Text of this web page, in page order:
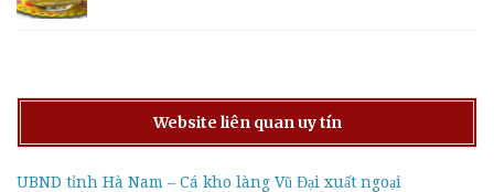
Website liên quan uy tín
UBND tỉnh Hà Nam – Cá kho làng Vũ Đại xuất ngoại